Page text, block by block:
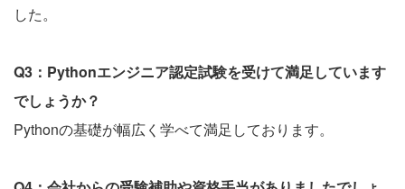
した。
Q3：Pythonエンジニア認定試験を受けて満足しています
でしょうか？
Pythonの基礎が幅広く学べて満足しております。